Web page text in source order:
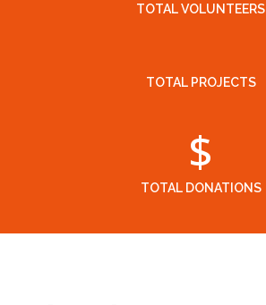
TOTAL VOLUNTEERS
TOTAL PROJECTS
$
TOTAL DONATIONS